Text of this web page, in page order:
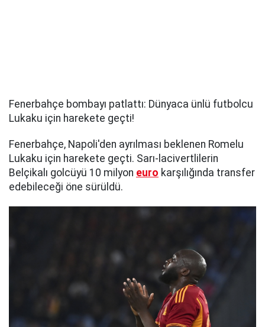
Fenerbahçe bombayı patlattı: Dünyaca ünlü futbolcu
Lukaku için harekete geçti!
Fenerbahçe, Napoli'den ayrılması beklenen Romelu
Lukaku için harekete geçti. Sarı-lacivertlilerin
Belçikalı golcüyü 10 milyon euro karşılığında transfer
edebileceği öne sürüldü.